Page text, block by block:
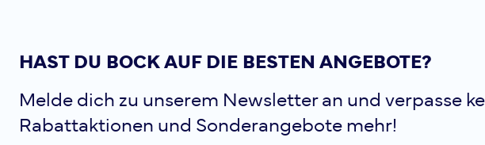
HAST DU BOCK AUF DIE BESTEN ANGEBOTE?
Melde dich zu unserem Newsletter an und verpasse
Rabattaktionen und Sonderangebote mehr!